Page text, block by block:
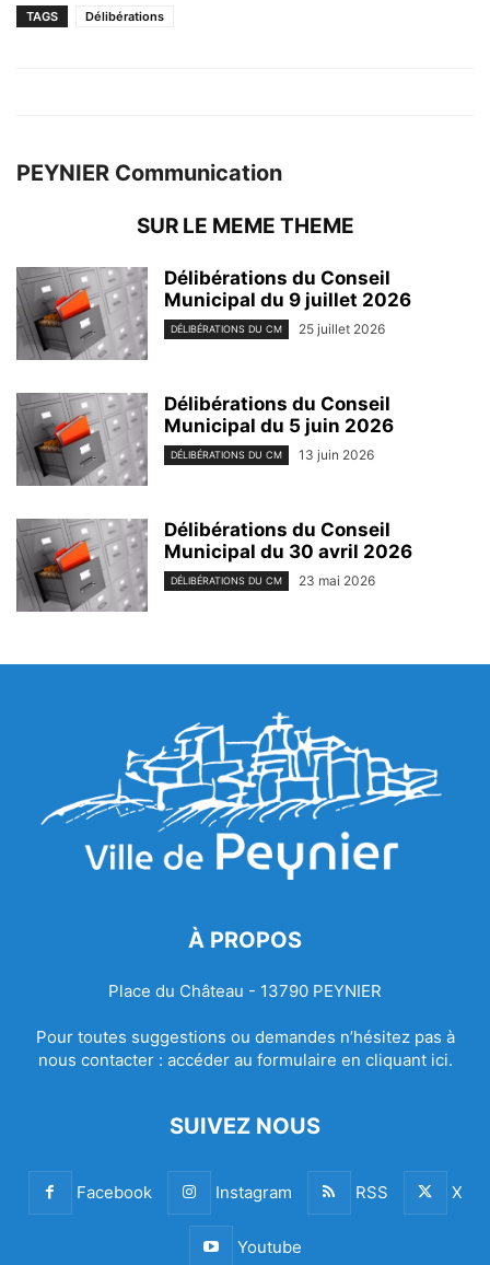
TAGS Délibérations
PEYNIER Communication
SUR LE MEME THEME
Délibérations du Conseil
Municipal du 9 juillet 2026
DÉLIBÉRATIONS DU CM 25 juillet 2026
Délibérations du Conseil
Municipal du 5 juin 2026
DÉLIBÉRATIONS DU CM 13 juin 2026
Délibérations du Conseil
Municipal du 30 avril 2026
DÉLIBÉRATIONS DU CM 23 mai 2026
À PROPOS
Place du Château - 13790 PEYNIER
Pour toutes suggestions ou demandes n’hésitez pas à
nous contacter : accéder au formulaire en cliquant ici.
SUIVEZ NOUS
Facebook Instagram RSS X
Youtube